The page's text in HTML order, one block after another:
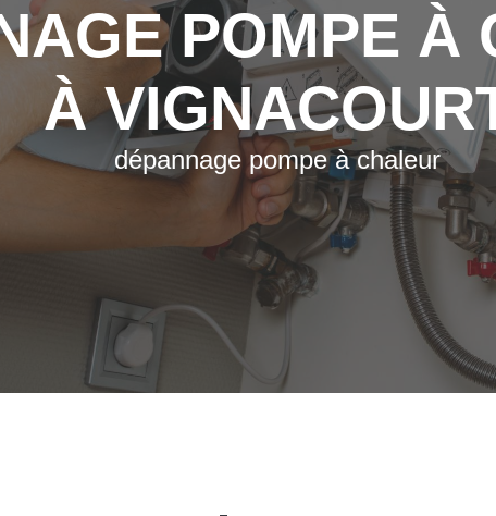
POMPE À
À
dépannage pompe à chaleur